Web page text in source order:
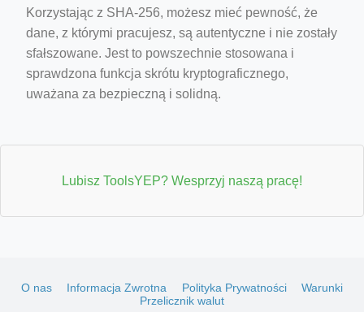
Korzystając z SHA-256, możesz mieć pewność, że
dane, z którymi pracujesz, są autentyczne i nie zostały
sfałszowane. Jest to powszechnie stosowana i
sprawdzona funkcja skrótu kryptograficznego,
uważana za bezpieczną i solidną.
Lubisz ToolsYEP? Wesprzyj naszą pracę!
O nas Informacja Zwrotna Polityka Prywatności
Warunki
Przelicznik walut